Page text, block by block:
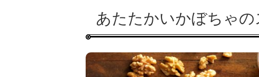
あたたかいかぼちゃの